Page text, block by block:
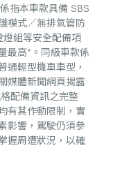
指本車款具備 SBS
模式／無排氣管防
燈組等安全配備項
最高*。同級車款係
輕型機車車型，
媒體新聞網頁揭露
配備資訊之完整
有其作動限制，實
影響，駕駛仍須參
握周遭狀況，以確